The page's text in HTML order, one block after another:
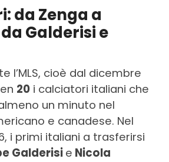
da Zenga a
Galderisi e
l’MLS, cioè dal dicembre
20i calciatori italiani che
un minuto nel
e canadese. Nel
i primi italiani a trasferirsi
Galderisi e Nicola